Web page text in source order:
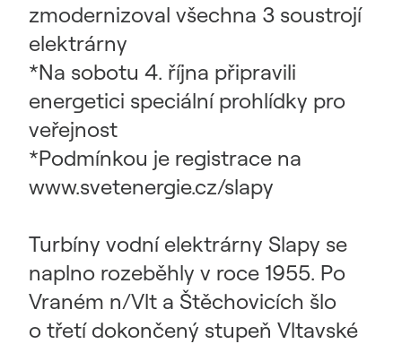
zmodernizoval všechna 3 soustrojí
elektrárny
*Na sobotu 4. října připravili
energetici speciální prohlídky pro
veřejnost
*Podmínkou je registrace na
www.svetenergie.cz/slapy
Turbíny vodní elektrárny Slapy se
naplno rozeběhly v roce 1955. Po
Vraném n/Vlt a Štěchovicích šlo
o třetí dokončený stupeň Vltavské